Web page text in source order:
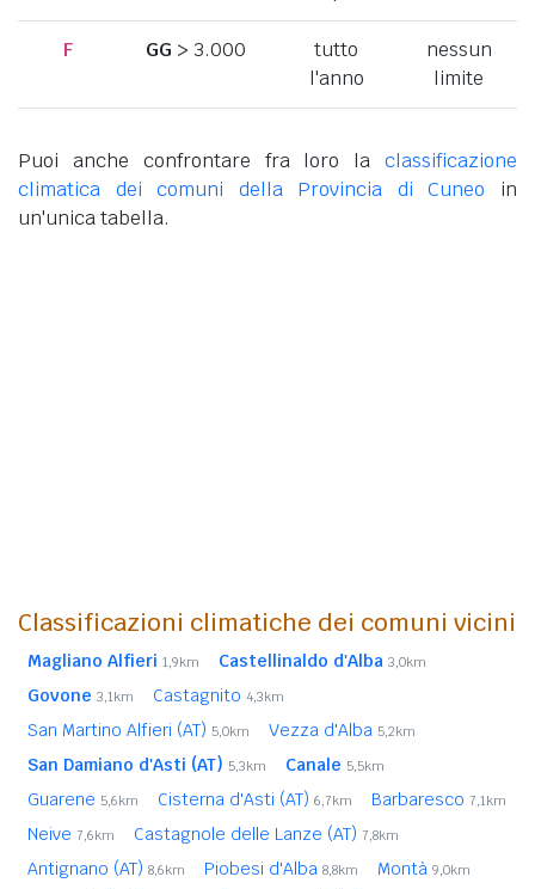
F GG > 3.000
tutto
l'anno
nessun
limite
Puoi anche confrontare fra loro la classificazione
climatica dei comuni della Provincia di Cuneo in
un'unica tabella.
Classificazioni climatiche dei comuni vicini
Magliano Alfieri 1,9km Castellinaldo d'Alba 3,0km
Govone 3,1km Castagnito 4,3km
San Martino Alfieri (AT) 5,0km Vezza d'Alba 5,2km
San Damiano d'Asti (AT) 5,3km Canale 5,5km
Guarene 5,6km Cisterna d'Asti (AT) 6,7km Barbaresco 7,1km
Neive 7,6km Castagnole delle Lanze (AT) 7,8km
Antignano (AT) 8,6km Piobesi d'Alba 8,8km Montà 9,0km